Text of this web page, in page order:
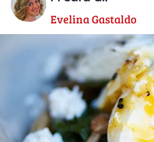
Evelina Gastaldo